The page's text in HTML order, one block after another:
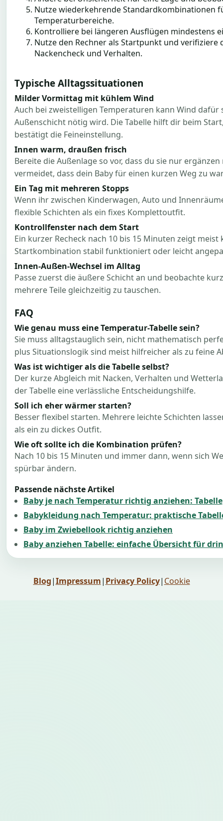
Nutze wiederkehrende Standardkombinationen
Temperaturbereiche.
Kontrolliere bei längeren Ausflügen mindestens
Nutze den Rechner als Startpunkt und verifiziere
Nackencheck und Verhalten.
Typische Alltagssituationen
Milder Vormittag mit kühlem Wind
Auch bei zweistelligen Temperaturen kann Wind dafür
Außenschicht nötig wird. Die Tabelle hilft dir beim
bestätigt die Feineinstellung.
Innen warm, draußen frisch
Bereite die Außenlage so vor, dass du sie nur
vermeidet, dass dein Baby für einen kurzen Weg zu
Ein Tag mit mehreren Stopps
Wenn ihr zwischen Kinderwagen, Auto und
flexible Schichten als ein fixes Komplettoutfit.
Kontrollfenster nach dem Start
Ein kurzer Recheck nach 10 bis 15 Minuten zeigt meist
Startkombination stabil funktioniert oder leicht
Innen-Außen-Wechsel im Alltag
Passe zuerst die äußere Schicht an und beobachte
mehrere Teile gleichzeitig zu tauschen.
FAQ
Wie genau muss eine Temperatur-Tabelle sein?
Sie muss alltagstauglich sein, nicht mathematisch
plus Situationslogik sind meist hilfreicher als zu feine
Was ist wichtiger als die Tabelle selbst?
Der kurze Abgleich mit Nacken, Verhalten und
der Tabelle eine verlässliche Entscheidungshilfe.
Soll ich eher wärmer starten?
Besser flexibel starten. Mehrere leichte Schichten
als ein zu dickes Outfit.
Wie oft sollte ich die Kombination prüfen?
Nach 10 bis 15 Minuten und immer dann, wenn sich
spürbar ändern.
Passende nächste Artikel
Baby je nach Temperatur richtig anziehen:
Babykleidung nach Temperatur: praktische
Baby im Zwiebellook richtig anziehen
Baby anziehen Tabelle: einfache Übersicht für
Blog|Impressum| Privacy Policy| Cookie